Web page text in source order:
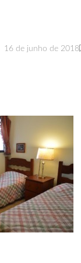
16 de junho de 2018